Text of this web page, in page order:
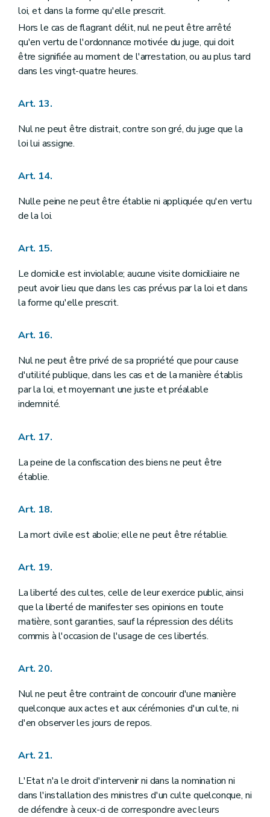
Art. 141
Section II
De la Cour d'arbitrage
Art. 142
Section III De la prévention et du règlement des conflits d'intérêts
Art. 143
Chapitre VI DU POUVOIR JUDICIAIRE
Art. 144
Art. 146
Art. 148
Art. 149
Art. 150
Art. 153
Art. 155
Art. 156
Art. 159
Art. 160
Art. 161
Chapitre VIII
DES INSTITUTIONS PROVINCIALES ET COMMUNALES
Art. 162
Art. 165
Art. 166
Titre IV DES INSTITUTIONS INTERNATIONALES
Art. 167
Art. 168
Art. 169
Titre V
Art. 171
Art. 173
Art. 174
Art. 175
Art. 177
Art. 178
Art. 180
Art. 182
Art. 184
Art. 185
Art. 186
Titre VII DISPOSITIONS GENERALES
Art. 187
Art. 189
Art. 190
Art. 191
Art. 192
Art. 193
Art. 194
DE LA REVISION DE LA CONSTITUTION
Art. 196
Art. 198
Titre IX
ENTREE EN VIGUEUR ET DISPOSITIONS TRANSITOIRES
Annexe
Annexe
loi, et dans la forme qu'elle prescrit.
Hors le cas de flagrant délit, nul ne peut être arrêté
qu'en vertu de l'ordonnance motivée du juge, qui doit
être signifiée au moment de l'arrestation, ou au plus tard
dans les vingt-quatre heures.
Art. 13.
Nul ne peut être distrait, contre son gré, du juge que la
loi lui assigne.
Art. 14.
Nulle peine ne peut être établie ni appliquée qu'en vertu
de la loi.
Art. 15.
Le domicile est inviolable; aucune visite domiciliaire ne
peut avoir lieu que dans les cas prévus par la loi et dans
la forme qu'elle prescrit.
Art. 16.
Nul ne peut être privé de sa propriété que pour cause
d'utilité publique, dans les cas et de la manière établis
par la loi, et moyennant une juste et préalable
indemnité.
Art. 17.
La peine de la confiscation des biens ne peut être
établie.
Art. 18.
La mort civile est abolie; elle ne peut être rétablie.
Art. 19.
La liberté des cultes, celle de leur exercice public, ainsi
que la liberté de manifester ses opinions en toute
matière, sont garanties, sauf la répression des délits
commis à l'occasion de l'usage de ces libertés.
Art. 20.
Nul ne peut être contraint de concourir d'une manière
quelconque aux actes et aux cérémonies d'un culte, ni
d'en observer les jours de repos.
Art. 21.
L'Etat n'a le droit d'intervenir ni dans la nomination ni
dans l'installation des ministres d'un culte quelconque, ni
de défendre à ceux-ci de correspondre avec leurs